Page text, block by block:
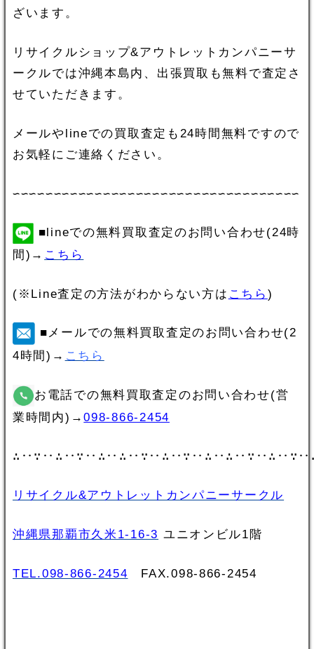
ざいます。
リサイクルショップ&アウトレットカンパニーサ
ークルでは沖縄本島内、出張買取も無料で査定さ
せていただきます。
メールやlineでの買取査定も24時間無料ですので
お気軽にご連絡ください。
∽∽∽∽∽∽∽∽∽∽∽∽∽∽∽∽∽∽∽∽∽∽∽∽∽∽∽∽∽∽∽∽∽∽∽
■lineでの無料買取査定のお問い合わせ(24時
間)→ こちら
(※Line査定の方法がわからない方は こちら )
■メールでの無料買取査定のお問い合わせ(2
4時間)→ こちら
お電話での無料買取査定のお問い合わせ(営
業時間内)→098-866-2454
リサイクル&アウトレットカンパニーサークル
沖縄県那覇市久米1-16-3 ユニオンビル1階
TEL.098-866-2454 FAX.098‐866‐2454